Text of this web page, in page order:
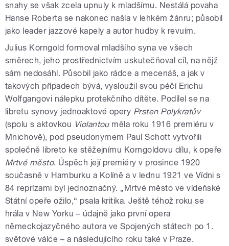
snahy se však zcela upnuly k mladšímu. Nestálá povaha
Hanse Roberta se nakonec našla v lehkém žánru; působil
jako leader jazzové kapely a autor hudby k revuím.
Julius Korngold formoval mladšího syna ve všech
směrech, jeho prostřednictvím uskutečňoval cíl, na nějž
sám nedosáhl. Působil jako rádce a mecenáš, a jak v
takových případech bývá, vysloužil svou péčí Erichu
Wolfgangovi nálepku protekčního dítěte. Podílel se na
libretu synovy jednoaktové opery Prsten Polykratův
(spolu s aktovkou Violantouměla roku 1916 premiéru v
Mnichově), pod pseudonymem Paul Schott vytvořili
společně libreto ke stěžejnímu Korngoldovu dílu, k opeře
Mrtvé město. Úspěch její premiéry v prosince 1920
současně v Hamburku a Kolíně a v lednu 1921 ve Vídni s
84 reprízami byl jednoznačný. „Mrtvé město ve vídeňské
Státní opeře ožilo,“ psala kritika. Ještě téhož roku se
hrála v New Yorku – údajně jako první opera
německojazyčného autora ve Spojených státech po 1.
světové válce – a následujícího roku také v Praze.